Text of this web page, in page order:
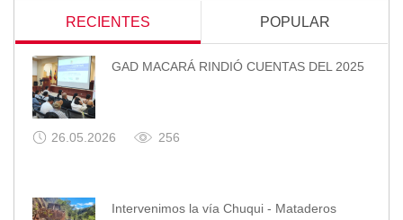
RECIENTES POPULAR
GAD MACARÁ RINDIÓ CUENTAS DEL 2025
26.05.2026 256
Intervenimos la vía Chuqui - Mataderos